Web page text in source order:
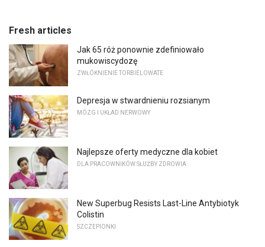
Fresh articles
Jak 65 róż ponownie zdefiniowało
mukowiscydozę
ZWŁÓKNIENIE TORBIELOWATE
Depresja w stwardnieniu rozsianym
MÓZG I UKŁAD NERWOWY
Najlepsze oferty medyczne dla kobiet
DLA PRACOWNIKÓW SŁUŻBY ZDROWIA
New Superbug Resists Last-Line Antybiotyk
Colistin
SZCZEPIONKI